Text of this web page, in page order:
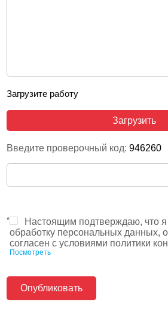
Загрузите работу
Загрузить
Введите проверочный код:946260
*
Настоящим подтверждаю, что я
обработку персональных данных,
согласен с условиями политики
Посмотреть